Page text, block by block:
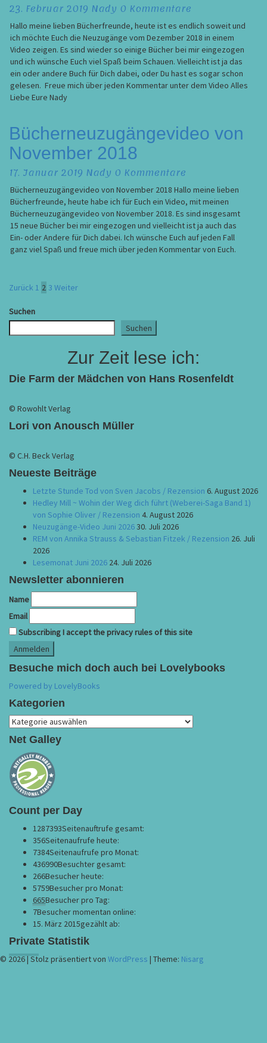
23. Februar 2019 Nady Kommentare
0 Kommentare
Hallo meine lieben Bücherfreunde, heute ist es endlich soweit und
ich möchte Euch die Neuzugänge vom Dezember 2018 in einem
Video zeigen. Es sind wieder so einige Bücher bei mir eingezogen
und ich wünsche Euch viel Spaß beim Schauen. Vielleicht ist ja das
ein oder andere Buch für Dich dabei, oder Du hast es sogar schon
gelesen. Freue mich über jeden Kommentar unter dem Video Alles
Liebe Eure Nady
Bücherneuzugängevideo
von
November
Bücherneuzugängevideo von
November 2018
17. Januar 2019 Nady Kommentare
0 Kommentare
Bücherneuzugängevideo von November 2018 Hallo meine lieben
Bücherfreunde, heute habe ich für Euch ein Video, mit meinen
Bücherneuzugängevideo von November 2018. Es sind insgesamt
15 neue Bücher bei mir eingezogen und vielleicht ist ja auch das
Ein- oder Andere für Dich dabei. Ich wünsche Euch auf jeden Fall
ganz viel Spaß und freue mich über jeden Kommentar von Euch.
Seitennummerierung
der
Beiträge
Zurück 1 2 3 Weiter
Suchen
Suchen
Zur Zeit lese ich:
Die Farm der Mädchen von Hans Rosenfeldt
© Rowohlt Verlag
Lori von Anousch Müller
© C.H. Beck Verlag
Neueste Beiträge
Letzte Stunde Tod von Sven Jacobs / Rezension 6. August 2026
Hedley Mill ~ Wohin der Weg dich führt (Weberei-Saga Band 1)
von Sophie Oliver / Rezension 4. August 2026
Neuzugänge-Video Juni 202630. Juli 2026
REM von Annika Strauss & Sebastian Fitzek / Rezension 26. Juli
2026
Lesemonat Juni 2026 24. Juli 2026
Newsletter abonnieren
Name
Email
Subscribing I accept the privacy rules of this site
Besuche mich doch auch bei Lovelybooks
Powered by LovelyBooks
Kategorien
Kategorien
Net Galley
Count per Day
1287393Seitenauftrufe gesamt:
356Seitenaufrufe heute:
7384Seitenaufrufe pro Monat:
436990Besuchter gesamt:
266Besucher heute:
5759Besucher pro Monat:
665Besucher pro Tag:
7Besucher momentan online:
15. März 2015gezählt ab:
Private Statistik
© 2026|Stolz präsentiert von WordPress | Theme: Nisarg